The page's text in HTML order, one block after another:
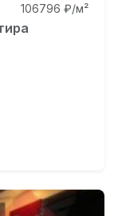
106796 ₽/м²